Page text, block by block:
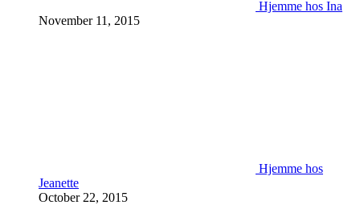
Hjemme hos Ina
November 11, 2015
Hjemme hos
Jeanette
October 22, 2015